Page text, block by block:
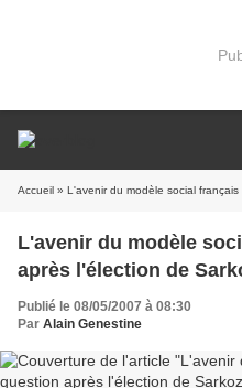
Accueil » L'avenir du modèle social
L'avenir du modèle
après l'élection de
Publié le 08/05/2007 à 08:30
Par Alain Genestine